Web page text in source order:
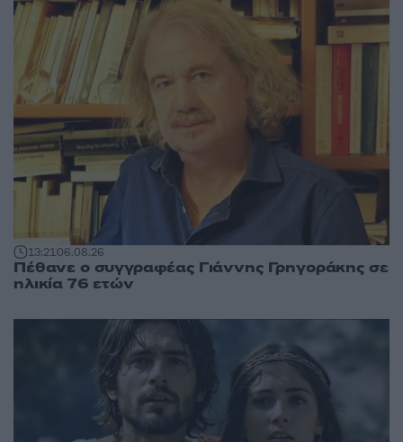
13:2106.08.26
Πέθανε ο συγγραφέας Γιάννης Γρηγοράκης σε
ηλικία 76 ετών